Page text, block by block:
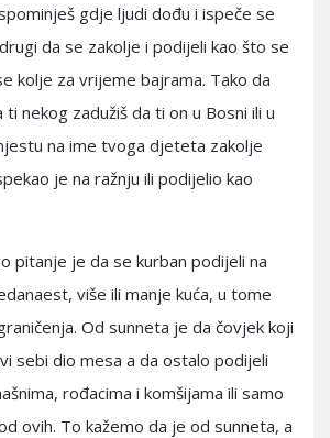
gdje ljudi dođu i ispeče se
da se zakolje i podijeli kao što se
kolje za vrijeme bajrama. Tako da
nekog zadužiš da ti on u Bosni ili u
na ime tvoga djeteta zakolje
je na ražnju ili podijelio kao
pitanje je da se kurban podijeli na
više ili manje kuća, u tome
Od sunneta je da čovjek koji
sebi dio mesa a da ostalo podijeli
rođacima i komšijama ili samo
ovih. To kažemo da je od sunneta, a